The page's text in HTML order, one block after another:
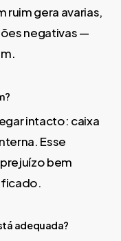
ruim gera avarias,
negativas —
intacto: caixa
Esse
bem
adequada?